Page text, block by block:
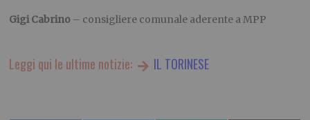
Gigi Cabrino – consigliere comunale aderente a MPP
Leggi qui le ultime notizie: IL TORINESE